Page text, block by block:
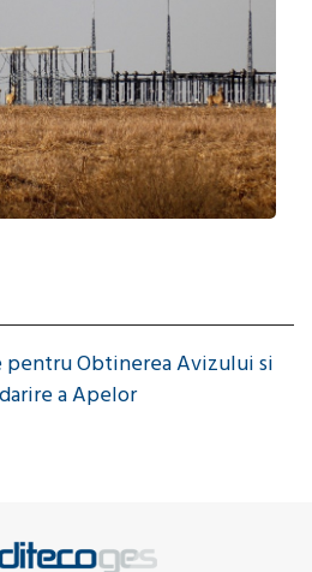
Obtinerea Avizului si
a Apelor